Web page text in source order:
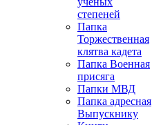
степеней
Папка
Торжественная
клятва кадета
Папка Военная
присяга
Папки МВД
Папка адресная
Выпускнику